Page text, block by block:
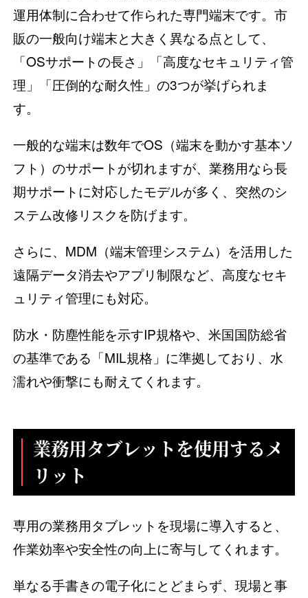
運用体制に合わせて作られた専門端末です。市
販の一般向け端末と大きく異なる点として、
「OSサポートの長さ」「高度なセキュリティ管
理」「圧倒的な耐久性」の3つが挙げられま
す。
一般的な端末は数年でOS（端末を動かす基本ソ
フト）のサポートが切れますが、業務用なら長
期サポートに対応したモデルが多く、突然のシ
ステム改修リスクを防げます。
さらに、MDM（端末管理システム）を活用した
遠隔データ消去やアプリ制限など、高度なセキ
ュリティ管理にも対応。
防水・防塵性能を示すIP規格や、米国国防総省
の基準である「MIL規格」に準拠しており、水
濡れや衝撃にも耐えてくれます。
業務用タブレットを使用するメ
リット
専用の業務用タブレットを現場に導入すると、
作業効率や安全性の向上に寄与してくれます。
単なる手書きの電子化にとどまらず、現場と事